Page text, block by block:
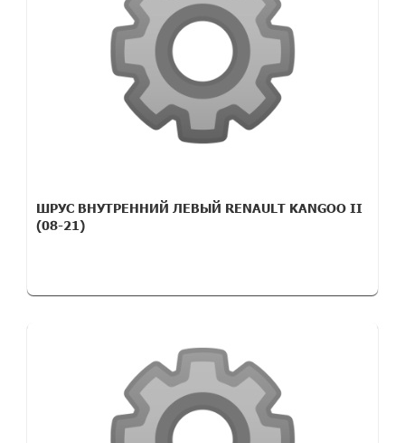
ШРУС ВНУТРЕННИЙ ЛЕВЫЙ RENAULT KANGOO II
(08-21)